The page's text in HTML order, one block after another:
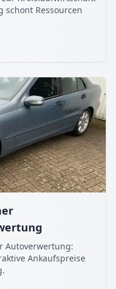
schont Ressourcen
Autoverwertung:
Ankaufspreise